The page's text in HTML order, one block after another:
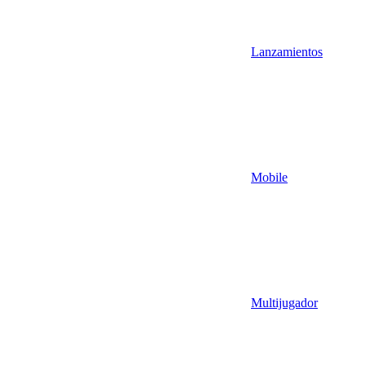
Lanzamientos
Mobile
Multijugador